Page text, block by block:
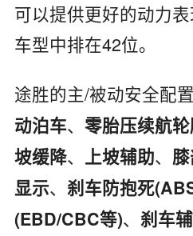
可以提供更好的动力
车型中排在42位。
途胜的主/被动安全配
动泊车、 零胎压续航
坡缓降、 上坡辅助、
显示、 刹车防抱死
(EBD/CBC等)、 刹车